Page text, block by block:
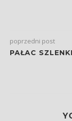
poprzedni post
PAŁAC